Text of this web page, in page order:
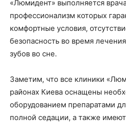
«Люмидент» выполняется
профессионализм которых
комфортные условия,
безопасность во время
зубов во сне.
Заметим, что все клиники
районах Киева оснащены
оборудованием препаратами
полной седации, а также